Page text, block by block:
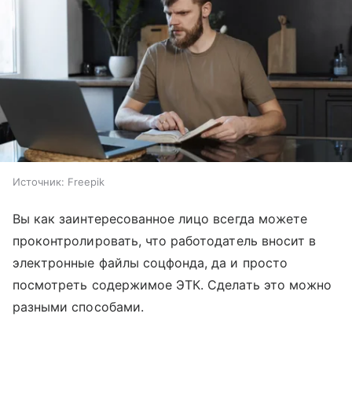
Источник: Freepik
Вы как заинтересованное лицо всегда можете
проконтролировать, что работодатель вносит в
электронные файлы соцфонда, да и просто
посмотреть содержимое ЭТК. Сделать это можно
разными способами.